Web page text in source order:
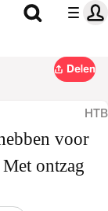
Delen
HTB
voor
ontzag